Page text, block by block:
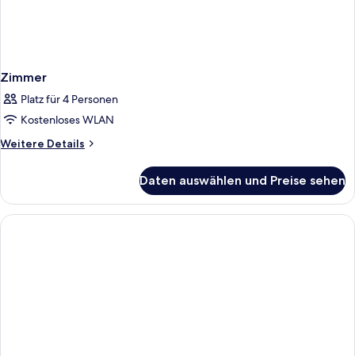
Zimmer
Platz für 4 Personen
Kostenloses WLAN
Weitere Details
Weitere
Daten auswählen und Preise sehen